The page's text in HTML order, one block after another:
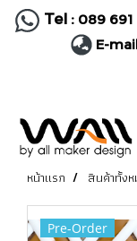
Tel : 089
E-
หน้าแรก สินค้าทั้ง
Pre-Order